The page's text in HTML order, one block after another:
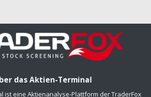
das Aktien-Terminal
ist eine Aktienanalyse-Plattform der TraderFox